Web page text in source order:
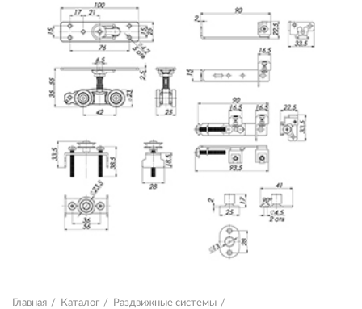
Главная Каталог
Раздвижные системы